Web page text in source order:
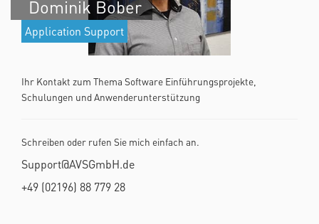
Dominik Bober
Application Support
Ihr Kontakt zum Thema Software Einführungsprojekte,
Schulungen und Anwenderunterstützung
Schreiben oder rufen Sie mich einfach an.
Support@AVSGmbH.de
+49 (02196) 88 779 28